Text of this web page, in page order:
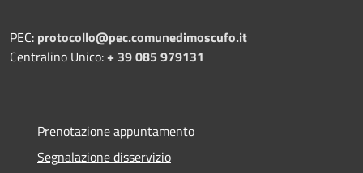
PEC: protocollo@pec.comunedimoscufo.it
Centralino Unico:+ 39 085 979131
Prenotazione appuntamento
Segnalazione disservizio